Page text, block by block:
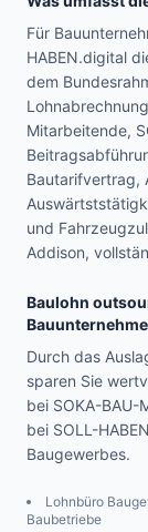
Für
HABEN.digital
dem
Mitarbeitende,
Bautarifvertrag,
und
Addison,
Baulohn
Durch das
sparen Sie
bei SOKA-BAU-
bei SOLL-
Baugewerbes.
Lohnbüro
Baubetriebe